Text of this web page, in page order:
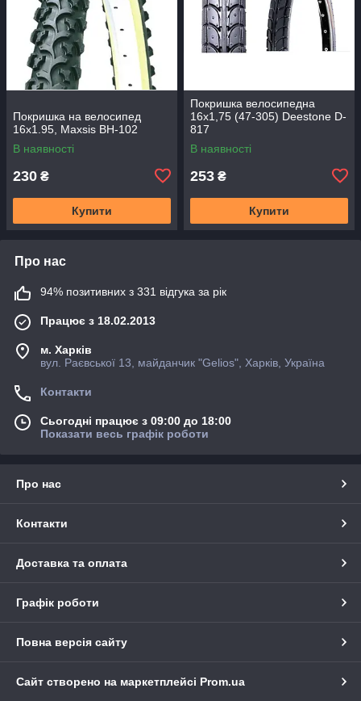
Покришка на велосипед
16x1.95, Maxsis BH-102
В наявності
230 ₴
Купити
Покришка велосипедна
16х1,75 (47-305) Deestone D-
817
В наявності
253 ₴
Купити
Про нас
94% позитивних з 331 відгука за рік
Працює з 18.02.2013
м. Харків
вул. Раєвської 13, майданчик "Gelios", Харків, Україна
Контакти
Сьогодні працює з 09:00 до 18:00
Показати весь графік роботи
Про нас
Контакти
Доставка та оплата
Графік роботи
Повна версія сайту
Сайт створено на маркетплейсі Prom.ua